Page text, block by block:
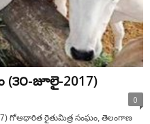
జూలై-2017)
0
గోఆధారిత రైతుమిత్ర సంఘం, తెలంగాణ